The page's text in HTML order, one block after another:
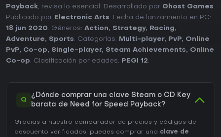
Payback, revisa lo esencial. Desarrollado por Ghost Games.
Publicado por Electronic Arts. Fecha de lanzamiento en PC:
18 jun 2020. Géneros: Action, Strategy, Racing,
Adventure, Sports. Categorías: Multi-player, PvP, Online
PvP, Co-op, Single-player, Steam Achievements, Online
Co-op. Clasificación por edades: PEGI 12.
Q
¿Dónde comprar una clave Steam o CD Key
barata de Need for Speed Payback?
Gracias a nuestro comparador de precios y códigos de
descuento verificados, puedes comprar una clave de